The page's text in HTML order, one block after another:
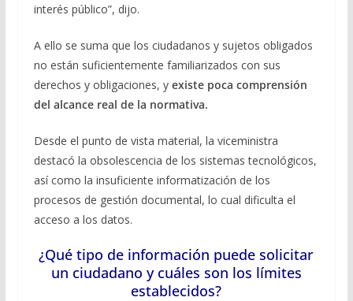
interés público”, dijo.
A ello se suma que los ciudadanos y sujetos obligados
no están suficientemente familiarizados con sus
derechos y obligaciones, y existe poca comprensión
del alcance real de la normativa.
Desde el punto de vista material, la viceministra
destacó la obsolescencia de los sistemas tecnológicos,
así como la insuficiente informatización de los
procesos de gestión documental, lo cual dificulta el
acceso a los datos.
¿Qué tipo de información puede solicitar
un ciudadano y cuáles son los límites
establecidos?